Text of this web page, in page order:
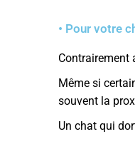
• Pour votre
Contrairement
Même si
souvent la
Un chat qui